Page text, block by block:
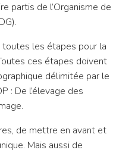
partis de l’Organisme de
toutes les étapes pour la
ces étapes doivent
délimitée par le
: De l’élevage des
de mettre en avant et
Mais aussi de